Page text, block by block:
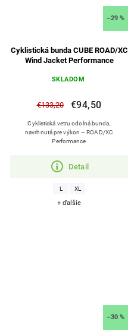
–29 %
Cyklistická bunda CUBE ROAD/XC
Wind Jacket Performance
SKLADOM
€133,20 €94,50
Detail
Cyklistická vetru odolná bunda,
navrhnutá pre výkon – ROAD/XC
Performance
L XL
+ ďalšie
–30 %